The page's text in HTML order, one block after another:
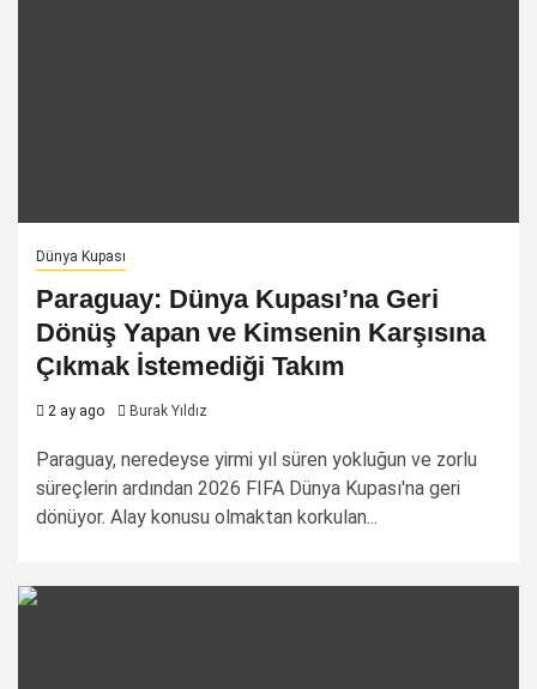
Dünya Kupası
Paraguay: Dünya Kupası’na Geri
Dönüş Yapan ve Kimsenin Karşısına
Çıkmak İstemediği Takım
2 ay ago Burak Yıldız
Paraguay, neredeyse yirmi yıl süren yokluğun ve zorlu
süreçlerin ardından 2026 FIFA Dünya Kupası'na geri
dönüyor. Alay konusu olmaktan korkulan...